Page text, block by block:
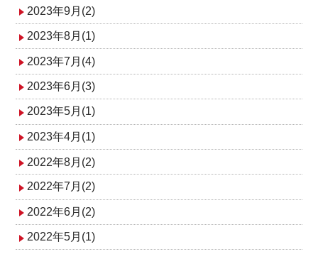
2023年9月(2)
2023年8月(1)
2023年7月(4)
2023年6月(3)
2023年5月(1)
2023年4月(1)
2022年8月(2)
2022年7月(2)
2022年6月(2)
2022年5月(1)